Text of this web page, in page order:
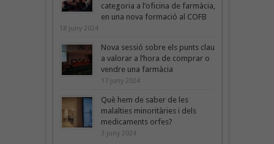
categoria a l’oficina de farmàcia,
en una nova formació al COFB
18 juny 2024
Nova sessió sobre els punts clau
a valorar a l’hora de comprar o
vendre una farmàcia
17 juny 2024
Què hem de saber de les
malalties minoritàries i dels
medicaments orfes?
3 juny 2024